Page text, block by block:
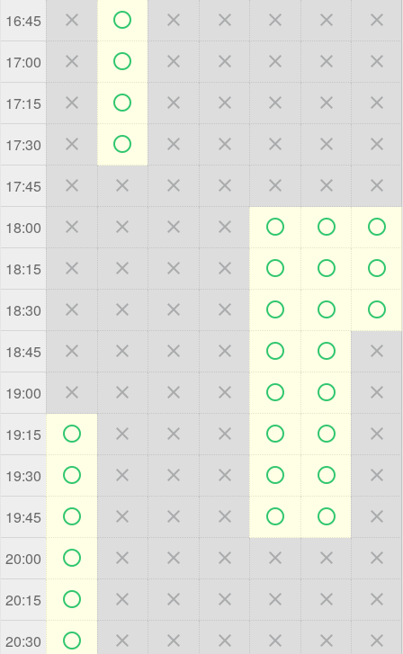
16:45       
17:00       
17:15       
17:30       
17:45       
18:00       
18:15       
18:30       
18:45       
19:00       
19:15       
19:30       
19:45       
20:00       
20:15       
20:30       